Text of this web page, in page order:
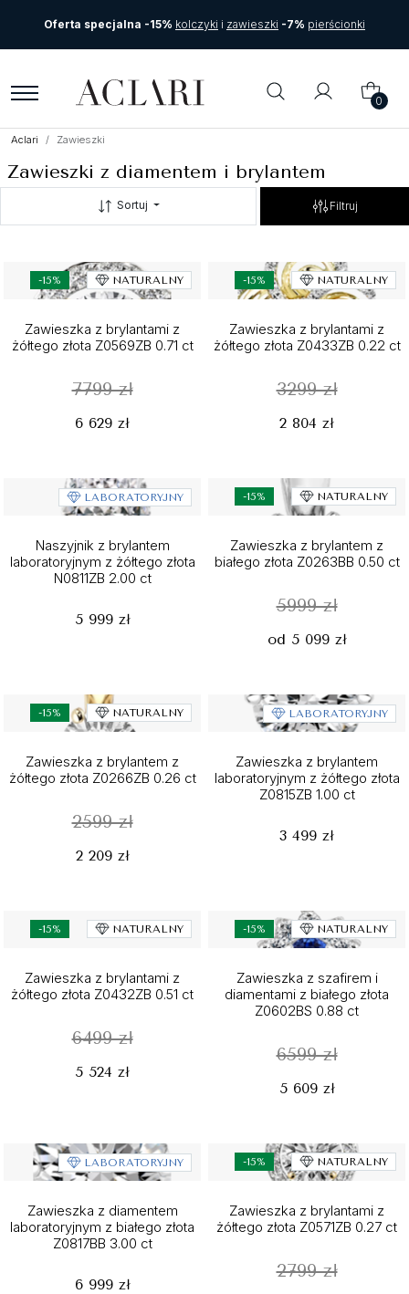
Oferta specjalna -15% kolczyki i zawieszki -7% pierścionki
0
Aclari Zawieszki
Zawieszki z diamentem i brylantem
Sortuj Filtruj
-15% NATURALNY
Zawieszka z brylantami z
żółtego złota Z0569ZB 0.71 ct
7799 zł
6 629 zł
-15% NATURALNY
Zawieszka z brylantami z
żółtego złota Z0433ZB 0.22 ct
3299 zł
2 804 zł
LABORATORYJNY
Naszyjnik z brylantem
laboratoryjnym z żółtego złota
N0811ZB 2.00 ct
5 999 zł
-15% NATURALNY
Zawieszka z brylantem z
białego złota Z0263BB 0.50 ct
5999 zł
od 5 099 zł
-15% NATURALNY
Zawieszka z brylantem z
żółtego złota Z0266ZB 0.26 ct
2599 zł
2 209 zł
LABORATORYJNY
Zawieszka z brylantem
laboratoryjnym z żółtego złota
Z0815ZB 1.00 ct
3 499 zł
-15% NATURALNY
Zawieszka z brylantami z
żółtego złota Z0432ZB 0.51 ct
6499 zł
5 524 zł
-15% NATURALNY
Zawieszka z szafirem i
diamentami z białego złota
Z0602BS 0.88 ct
6599 zł
5 609 zł
LABORATORYJNY
Zawieszka z diamentem
laboratoryjnym z białego złota
Z0817BB 3.00 ct
6 999 zł
-15% NATURALNY
Zawieszka z brylantami z
żółtego złota Z0571ZB 0.27 ct
2799 zł